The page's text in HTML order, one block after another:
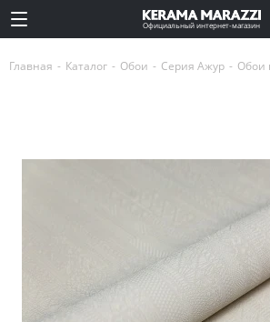
Официальный интернет-магазин
Главная - Каталог - Обои - Серия Ажур - Обои